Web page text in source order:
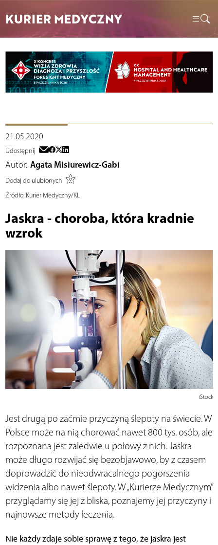
KURIER MEDYCZNY
21.05.2020
Udostępnij
Autor: Agata Misiurewicz-Gabi
Dodaj do ulubionych
Źródło:Kurier Medyczny/KL
Jaskra - choroba, która kradnie
wzrok
iStock
Jest drugą po zaćmie przyczyną ślepoty na świecie. W
Polsce może na nią chorować nawet 800 tys. osób, ale
rozpoznana jest zaledwie u połowy z nich. Jaskra
może długo rozwijać się bezobjawowo, by z czasem
doprowadzić do nieodwracalnego pogorszenia
widzenia albo nawet ślepoty. W „Kurierze Medycznym”
przyglądamy się jej z bliska, poznajemy jej przyczyny i
najnowsze metody leczenia.
Nie każdy zdaje sobie sprawę z tego, że jaskra jest